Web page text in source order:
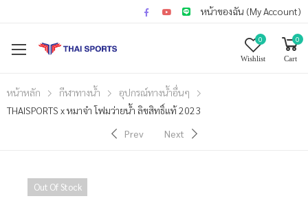
หน้าของฉัน (My Account)
0
Wishlist
0
Cart
หน้าหลัก กีฬาทางน้ำ
อุปกรณ์ทางน้ำอื่นๆ
THAISPORTS x หมาจ๋า โฟมว่ายน้ำ ลิขสิทธิ์แท้ 2023
Prev
Next
Out Of Stock